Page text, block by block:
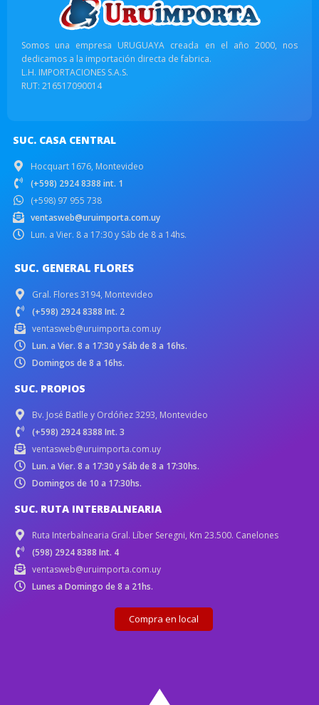
Somos una empresa URUGUAYA creada en el año 2000, nos
dedicamos a la importación directa de fabrica.
L.H. IMPORTACIONES S.A.S.
RUT: 216517090014
SUC. CASA CENTRAL
Hocquart 1676, Montevideo
(+598) 2924 8388 int. 1
(+598) 97 955 738
ventasweb@uruimporta.com.uy
Lun. a Vier. 8 a 17:30 y Sáb de 8 a 14hs.
SUC. GENERAL FLORES
Gral. Flores 3194, Montevideo
(+598) 2924 8388 Int. 2
ventasweb@uruimporta.com.uy
Lun. a Vier. 8 a 17:30 y Sáb de 8 a 16hs.
Domingos de 8 a 16hs.
SUC. PROPIOS
Bv. José Batlle y Ordóñez 3293, Montevideo
(+598) 2924 8388 Int. 3
ventasweb@uruimporta.com.uy
Lun. a Vier. 8 a 17:30 y Sáb de 8 a 17:30hs.
Domingos de 10 a 17:30hs.
SUC. RUTA INTERBALNEARIA
Ruta Interbalnearia Gral. Líber Seregni, Km 23.500. Canelones
(598) 2924 8388 Int. 4
ventasweb@uruimporta.com.uy
Lunes a Domingo de 8 a 21hs.
Compra en local